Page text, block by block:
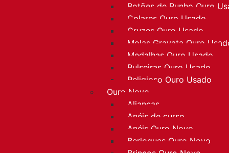
Botões de Punho Ouro
Colares Ouro Usado
Cruzes Ouro Usado
Molas Gravata Ouro
Medalhas Ouro Usado
Pulseiras Ouro Usado
Religioso Ouro Usado
Ouro Novo
Alianças
Anéis de curso
Anéis Ouro Novo
Berloques Ouro Novo